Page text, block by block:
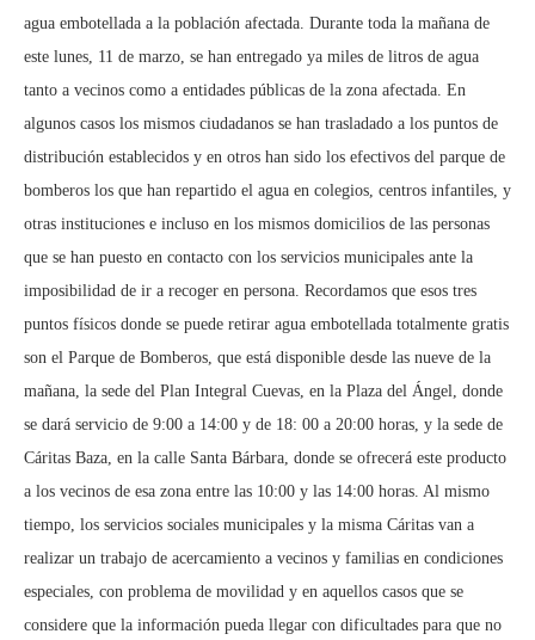
agua embotellada a la población afectada. Durante toda la mañana de
este lunes, 11 de marzo, se han entregado ya miles de litros de agua
tanto a vecinos como a entidades públicas de la zona afectada. En
algunos casos los mismos ciudadanos se han trasladado a los puntos de
distribución establecidos y en otros han sido los efectivos del parque de
bomberos los que han repartido el agua en colegios, centros infantiles, y
otras instituciones e incluso en los mismos domicilios de las personas
que se han puesto en contacto con los servicios municipales ante la
imposibilidad de ir a recoger en persona. Recordamos que esos tres
puntos físicos donde se puede retirar agua embotellada totalmente gratis
son el Parque de Bomberos, que está disponible desde las nueve de la
mañana, la sede del Plan Integral Cuevas, en la Plaza del Ángel, donde
se dará servicio de 9:00 a 14:00 y de 18: 00 a 20:00 horas, y la sede de
Cáritas Baza, en la calle Santa Bárbara, donde se ofrecerá este producto
a los vecinos de esa zona entre las 10:00 y las 14:00 horas. Al mismo
tiempo, los servicios sociales municipales y la misma Cáritas van a
realizar un trabajo de acercamiento a vecinos y familias en condiciones
especiales, con problema de movilidad y en aquellos casos que se
considere que la información pueda llegar con dificultades para que no